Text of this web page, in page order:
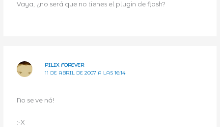
Vaya, ¿no será que no tienes el plugin de flash?
PILIX FOREVER
11 DE ABRIL DE 2007 A LAS 16:14
No se ve ná!
:-X